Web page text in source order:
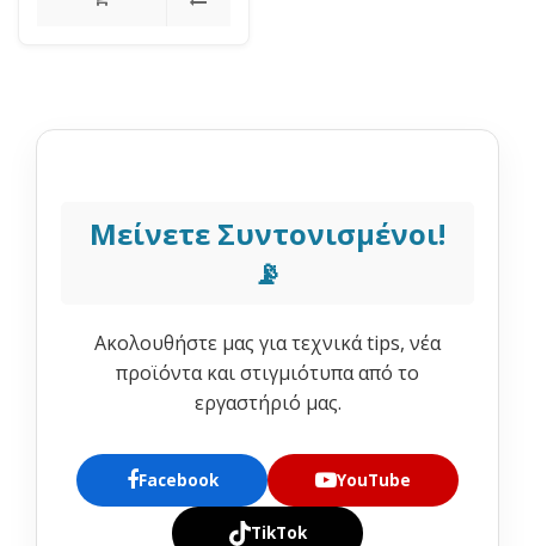
Μείνετε Συντονισμένοι!
📡
Ακολουθήστε μας για τεχνικά tips, νέα
προϊόντα και στιγμιότυπα από το
εργαστήριό μας.
Facebook YouTube
TikTok